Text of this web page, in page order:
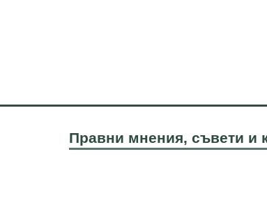
Правни мнения, съвети и